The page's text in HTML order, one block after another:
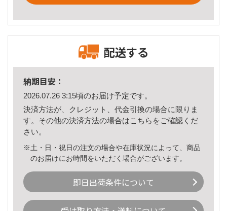
配送する
納期目安：
2026.07.26 3:15頃のお届け予定です。
決済方法が、クレジット、代金引換の場合に限りま
す。その他の決済方法の場合はこちら をご確認くだ
さい。
※土・日・祝日の注文の場合や在庫状況によって、商品
のお届けにお時間をいただく場合がございます。
即日出荷条件について